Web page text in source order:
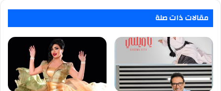
مقالات ذات صلة